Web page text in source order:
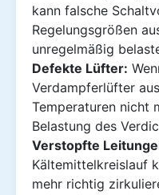
kann falsche
Regelungsgrößen
unregelmäßig
Defekte Lüfter:
Verdampferlüfter
Temperaturen nicht
Belastung des
Verstopfte
Kältemittelkreislauf
mehr richtig